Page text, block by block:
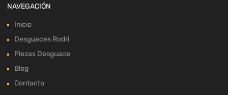
NAVEGACIÓN
Inicio
Desguaces Rodri
Piezas Desguace
Blog
Contacto